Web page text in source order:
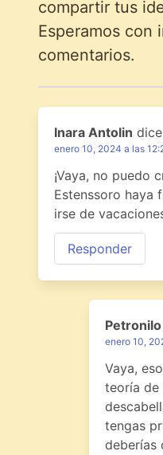
compartir tus
Esperamos con
comentarios.
Inara Antolin
enero 10, 2024 a las
¡Vaya, no puedo
Estenssoro haya
irse de
Responder
enero 10,
Vaya,
teoría de
tengas
deberías